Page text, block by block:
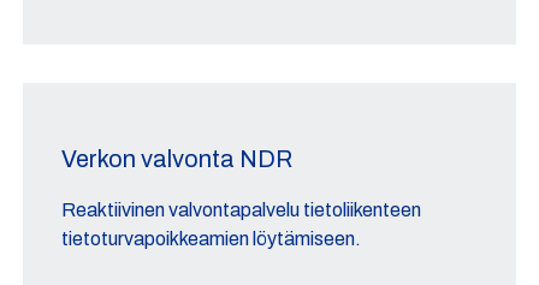
Verkon valvonta NDR
Reaktiivinen valvontapalvelu tietoliikenteen
tietoturvapoikkeamien löytämiseen.